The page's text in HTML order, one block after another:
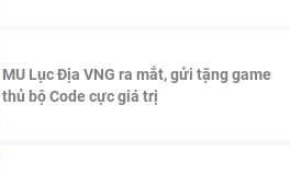
MU Lục Địa VNG ra mắt, gửi tặng game
thủ bộ Code cực giá trị